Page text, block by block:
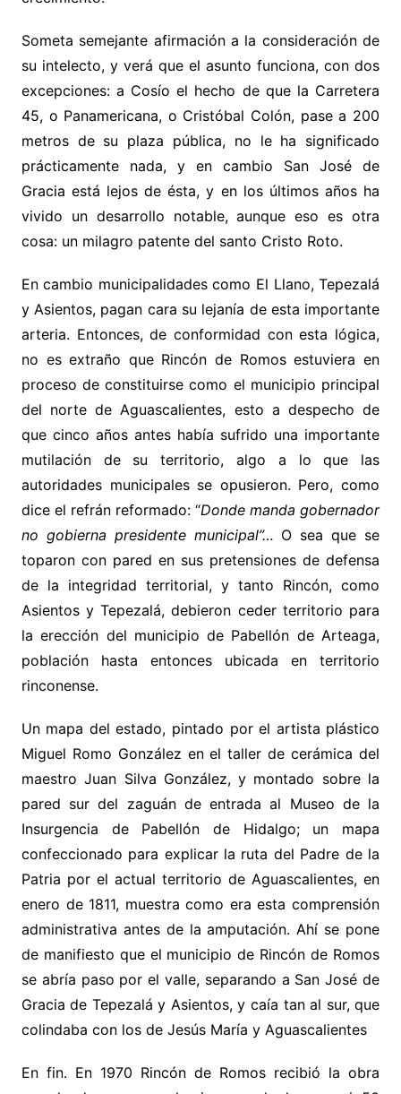
Someta semejante afirmación a la consideración de
su intelecto, y verá que el asunto funciona, con dos
excepciones: a Cosío el hecho de que la Carretera
45, o Panamericana, o Cristóbal Colón, pase a 200
metros de su plaza pública, no le ha significado
prácticamente nada, y en cambio San José de
Gracia está lejos de ésta, y en los últimos años ha
vivido un desarrollo notable, aunque eso es otra
cosa: un milagro patente del santo Cristo Roto.
En cambio municipalidades como El Llano, Tepezalá
y Asientos, pagan cara su lejanía de esta importante
arteria. Entonces, de conformidad con esta lógica,
no es extraño que Rincón de Romos estuviera en
proceso de constituirse como el municipio principal
del norte de Aguascalientes, esto a despecho de
que cinco años antes había sufrido una importante
mutilación de su territorio, algo a lo que las
autoridades municipales se opusieron. Pero, como
dice el refrán reformado: “Donde manda gobernador
no gobierna presidente municipal”… O sea que se
toparon con pared en sus pretensiones de defensa
de la integridad territorial, y tanto Rincón, como
Asientos y Tepezalá, debieron ceder territorio para
la erección del municipio de Pabellón de Arteaga,
población hasta entonces ubicada en territorio
rinconense.
Un mapa del estado, pintado por el artista plástico
Miguel Romo González en el taller de cerámica del
maestro Juan Silva González, y montado sobre la
pared sur del zaguán de entrada al Museo de la
Insurgencia de Pabellón de Hidalgo; un mapa
confeccionado para explicar la ruta del Padre de la
Patria por el actual territorio de Aguascalientes, en
enero de 1811, muestra como era esta comprensión
administrativa antes de la amputación. Ahí se pone
de manifiesto que el municipio de Rincón de Romos
se abría paso por el valle, separando a San José de
Gracia de Tepezalá y Asientos, y caía tan al sur, que
colindaba con los de Jesús María y Aguascalientes
En fin. En 1970 Rincón de Romos recibió la obra